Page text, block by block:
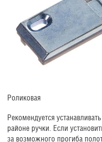
Роликовая
Рекомендуется
районе ручки. Если
за возможного прогиба